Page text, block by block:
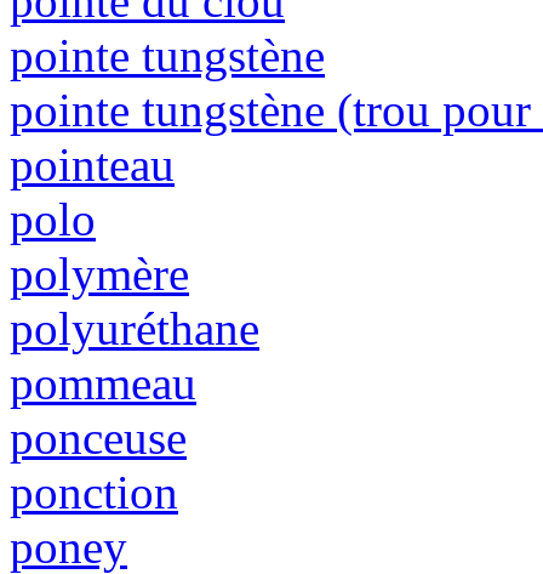
pointe tungstène
pointe tungstène (trou
pointeau
polo
polymère
polyuréthane
pommeau
ponceuse
ponction
poney